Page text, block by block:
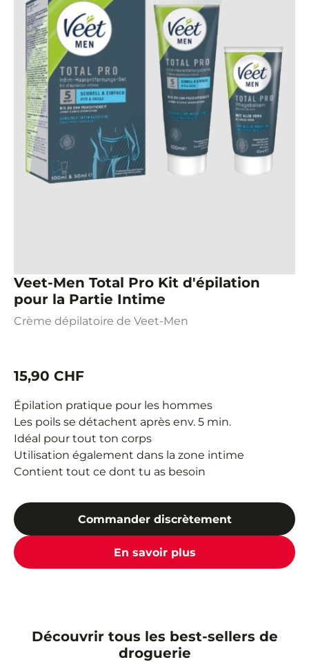
Veet-Men Total Pro Kit d'épilation
pour la Partie Intime
Crème dépilatoire de Veet-Men
15,90 CHF
Épilation pratique pour les hommes
Les poils se détachent après env. 5 min.
Idéal pour tout ton corps
Utilisation également dans la zone intime
Contient tout ce dont tu as besoin
Commander discrètement
En savoir plus
Découvrir tous les best-sellers de
droguerie